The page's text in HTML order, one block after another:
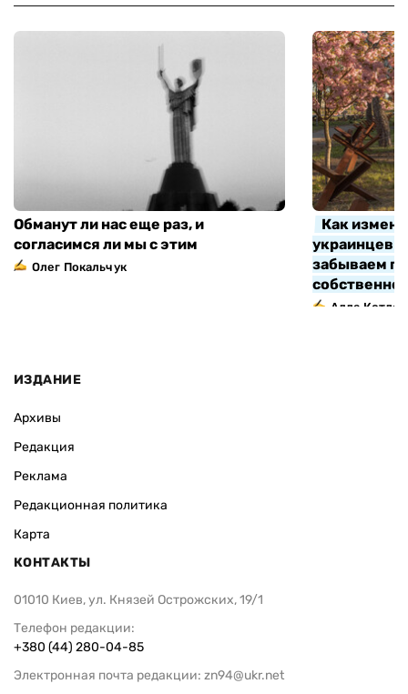
Обманут ли нас еще раз, и
согласимся ли мы с этим
Олег Покальчук
Как
украинцев
забываем
Алла Котляр
ИЗДАНИЕ
Архивы
Редакция
Реклама
Редакционная политика
Карта
КОНТАКТЫ
01010 Киев, ул. Князей Острожских, 19/1
Телефон редакции:
+380 (44) 280-04-85
Электронная почта редакции: zn94@ukr.net